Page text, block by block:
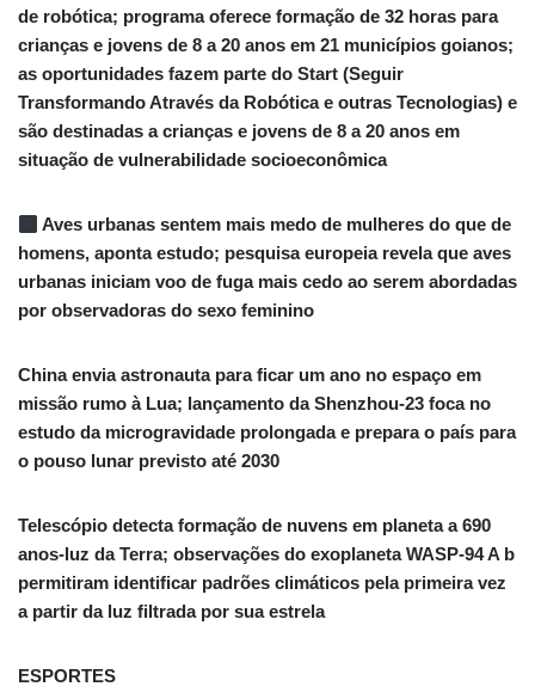
de robótica; programa oferece formação de 32 horas para
crianças e jovens de 8 a 20 anos em 21 municípios goianos;
as oportunidades fazem parte do Start (Seguir
Transformando Através da Robótica e outras Tecnologias) e
são destinadas a crianças e jovens de 8 a 20 anos em
situação de vulnerabilidade socioeconômica
Aves urbanas sentem mais medo de mulheres do que de
homens, aponta estudo; pesquisa europeia revela que aves
urbanas iniciam voo de fuga mais cedo ao serem abordadas
por observadoras do sexo feminino
China envia astronauta para ficar um ano no espaço em
missão rumo à Lua; lançamento da Shenzhou-23 foca no
estudo da microgravidade prolongada e prepara o país para
o pouso lunar previsto até 2030
Telescópio detecta formação de nuvens em planeta a 690
anos-luz da Terra; observações do exoplaneta WASP-94 A b
permitiram identificar padrões climáticos pela primeira vez
a partir da luz filtrada por sua estrela
ESPORTES